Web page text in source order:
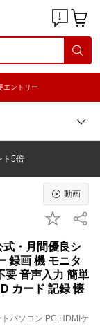
エントリー
ト5倍
動画
式・月間優良シ
録画 機 モニタ
要 音声入力 簡単
カード 記録 懐
パソコン PC HDMIケ